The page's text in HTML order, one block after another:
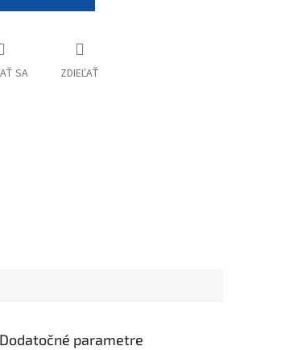
SA ZDIEĽAŤ
Dodatočné parametre